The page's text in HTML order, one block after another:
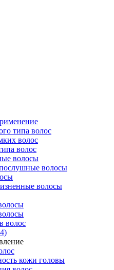
типа волос
волос
волос
волосы
волосы
волосы
волос
кожи головы